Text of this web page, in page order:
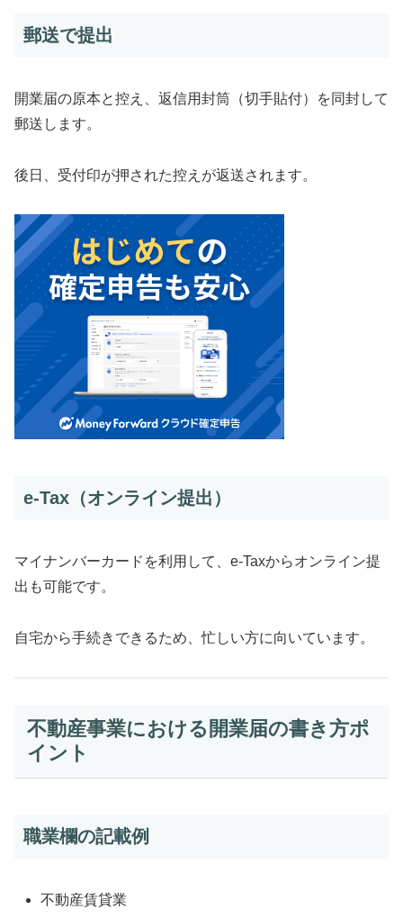
郵送で提出
開業届の原本と控え、返信用封筒（切手貼付）を同封して
郵送します。
後日、受付印が押された控えが返送されます。
e-Tax（オンライン提出）
マイナンバーカードを利用して、e-Taxからオンライン提
出も可能です。
自宅から手続きできるため、忙しい方に向いています。
不動産事業における開業届の書き方ポ
イント
職業欄の記載例
不動産賃貸業